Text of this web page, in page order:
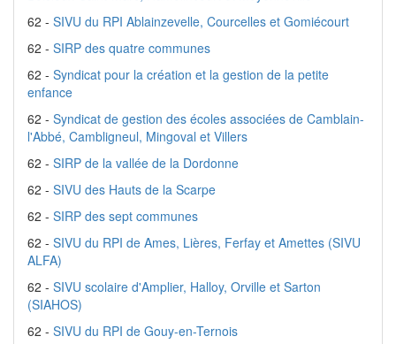
62 - SIVU du RPI Ablainzevelle, Courcelles et Gomiécourt
62 - SIRP des quatre communes
62 - Syndicat pour la création et la gestion de la petite
enfance
62 - Syndicat de gestion des écoles associées de Camblain-
l'Abbé, Cambligneul, Mingoval et Villers
62 - SIRP de la vallée de la Dordonne
62 - SIVU des Hauts de la Scarpe
62 - SIRP des sept communes
62 - SIVU du RPI de Ames, Lières, Ferfay et Amettes (SIVU
ALFA)
62 - SIVU scolaire d'Amplier, Halloy, Orville et Sarton
(SIAHOS)
62 - SIVU du RPI de Gouy-en-Ternois